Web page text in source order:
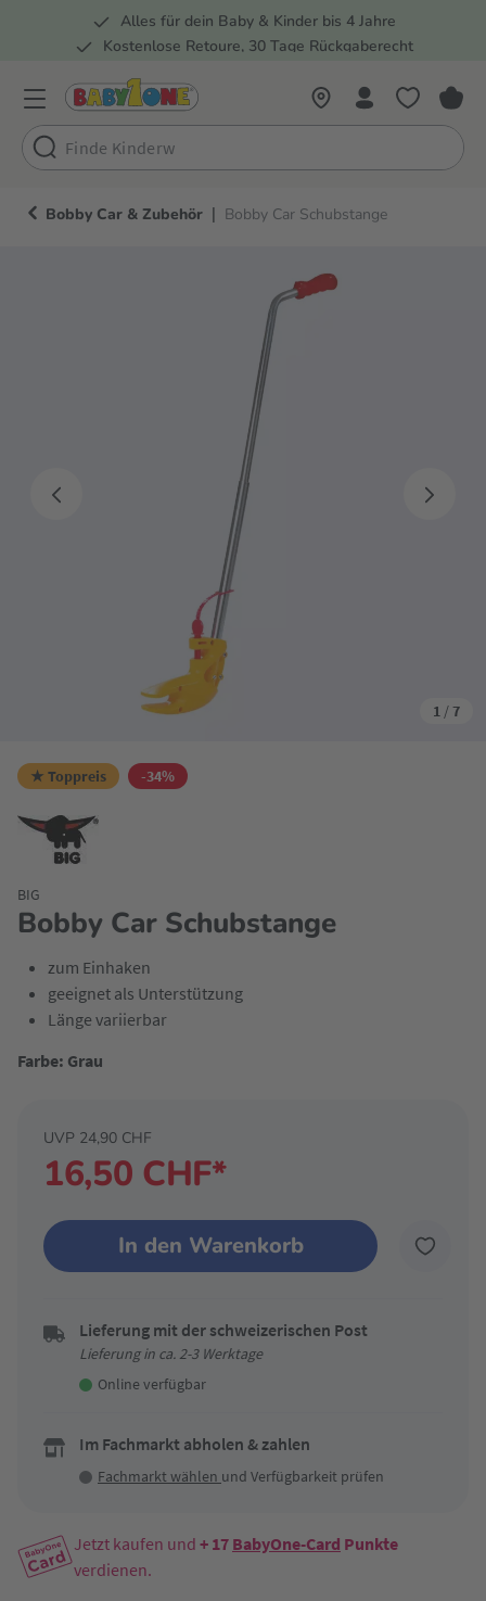
Zur Hauptnavigation springen
Alles für dein Baby & Kinder bis 4 Jahre
Kostenlose Retoure, 30 Tage Rückgaberecht
Bobby Car & Zubehör | Bobby Car Schubstange
1 /7
★ Toppreis -34%
Bobby Car Schubstange
BIG
zum Einhaken
geeignet als Unterstützung
Länge variierbar
Farbe: Grau
16,50 CHF*
UVP 24,90 CHF
In den Warenkorb
Lieferung mit der schweizerischen Post
Lieferung in ca. 2-3 Werktage
Online verfügbar
Im Fachmarkt abholen & zahlen
Fachmarkt wählen und Verfügbarkeit prüfen
Jetzt kaufen und + 17 BabyOne-Card Punkte
verdienen.